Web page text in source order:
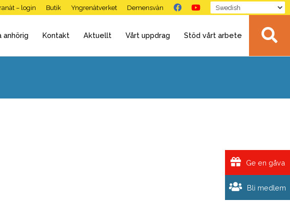
– login Butik Yngrenätverket Demensvän
anhörig Kontakt Aktuellt Vårt uppdrag Stöd vårt arbete
Bli medlem
Ge en gåva